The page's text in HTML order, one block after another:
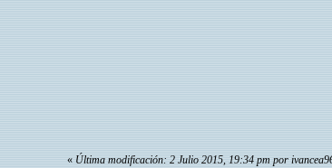
« Última modificación: 2 Julio 2015, 19:34 pm por